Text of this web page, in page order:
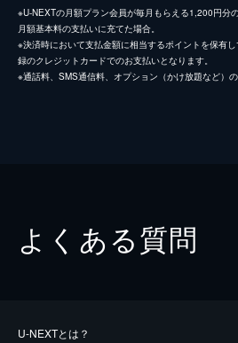
※U-NEXTの月額プラン会員が毎月もらえる1,200円分
月額基本料の支払いに充てた場合。
※決済時において支払金額に相当するポイントを保有
録のクレジットカードでのお支払いとなります。
※通話料、SMS通信料、オプション（かけ放題など）
よくある質問
U-NEXTとは？